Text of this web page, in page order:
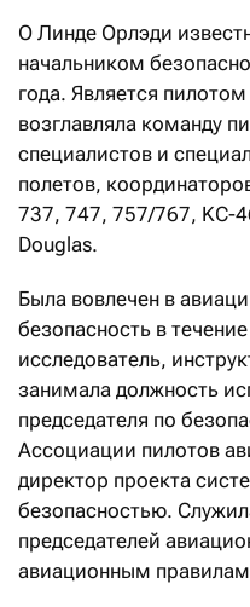
О Линде Орлэди
начальником
года. Является
возглавляла команду
специалистов и
полетов,
737, 747, 757/767, KC-
Douglas.
Была вовлечен в
безопасность в
исследователь,
занимала должность
председателя по
Ассоциации пилотов
директор проекта
безопасностью.
председателей
авиационным